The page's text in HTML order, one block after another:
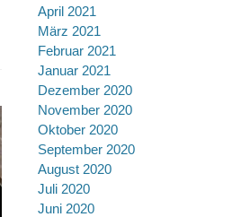
April 2021
März 2021
Februar 2021
Januar 2021
Dezember 2020
November 2020
Oktober 2020
September 2020
August 2020
Juli 2020
Juni 2020